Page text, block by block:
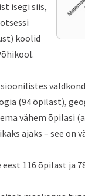
isegi siis,
koolid
(94 õpilast),
vähem õpilasi
ajaks – see on
116 õpilast ja